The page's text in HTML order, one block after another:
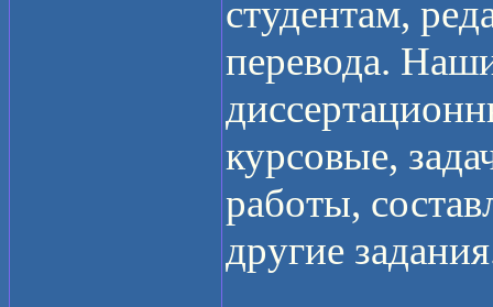
студентам,
перевода.
курсовые,
работы,
другие